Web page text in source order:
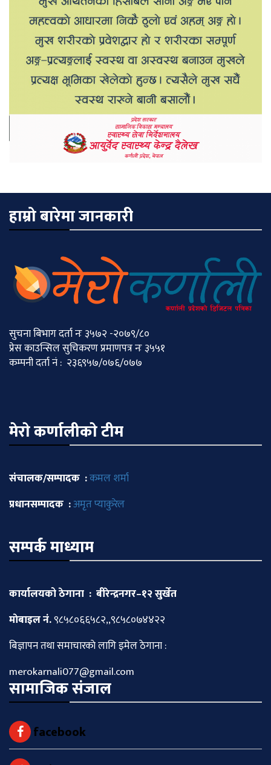
हाम्रो बारेमा जानकारी
सुचना बिभाग दर्ता नः ३५७२ -२०७९/८०
प्रेस काउन्सिल सुचिकरण प्रमाणपत्र नः ३५५१
कम्पनी दर्ता नं : २३६९५७/०७६/०७७
मेराे कर्णालीकाे टीम
संचालक/सम्पादक :कमल शर्मा
प्रधानसम्पादक :अमृत प्याकुरेल
सम्पर्क माध्याम
कार्यालयको ठेगाना : बीरेन्द्रनगर–१२ सुर्खेत
माेबाइल नं.९८५८०६६५८२,,९८५८०७४४२२
बिज्ञापन तथा समाचारकाे लागि इमेल ठेगाना :
merokarnali077@gmail.com
सामाजिक संजाल
facebook